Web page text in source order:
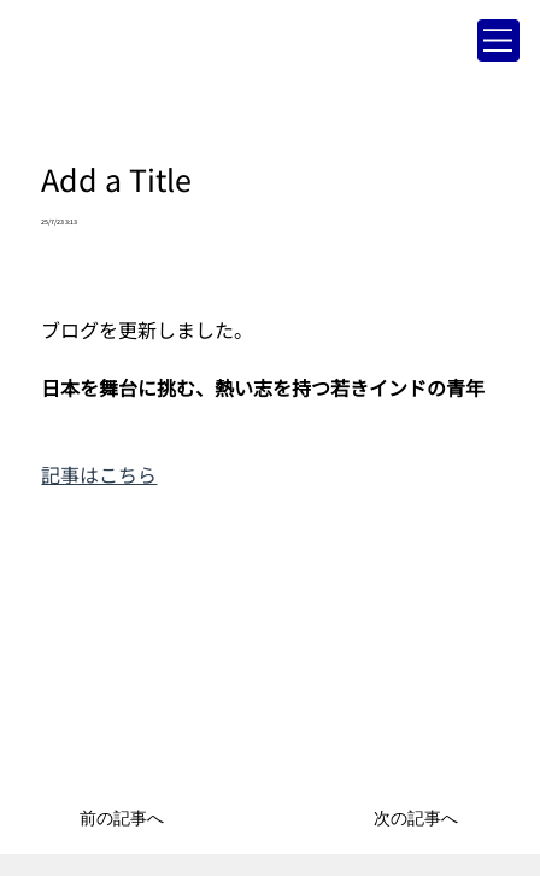
Add a Title
25/7/23 3:13
前の記事へ 次の記事へ
ブログを更新しました。
日本を舞台に挑む、熱い志を持つ若きインドの青年
記事はこちら